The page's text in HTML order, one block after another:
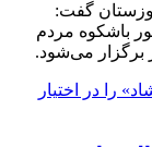
گفت:
باشکوه مردم
برگزار می‌شود.